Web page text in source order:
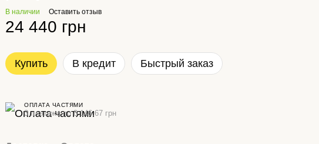
В наличии Оставить отзыв
24 440 грн
Купить В кредит Быстрый заказ
ОПЛАТА ЧАСТЯМИ
3 платежа по 8 146.67 грн